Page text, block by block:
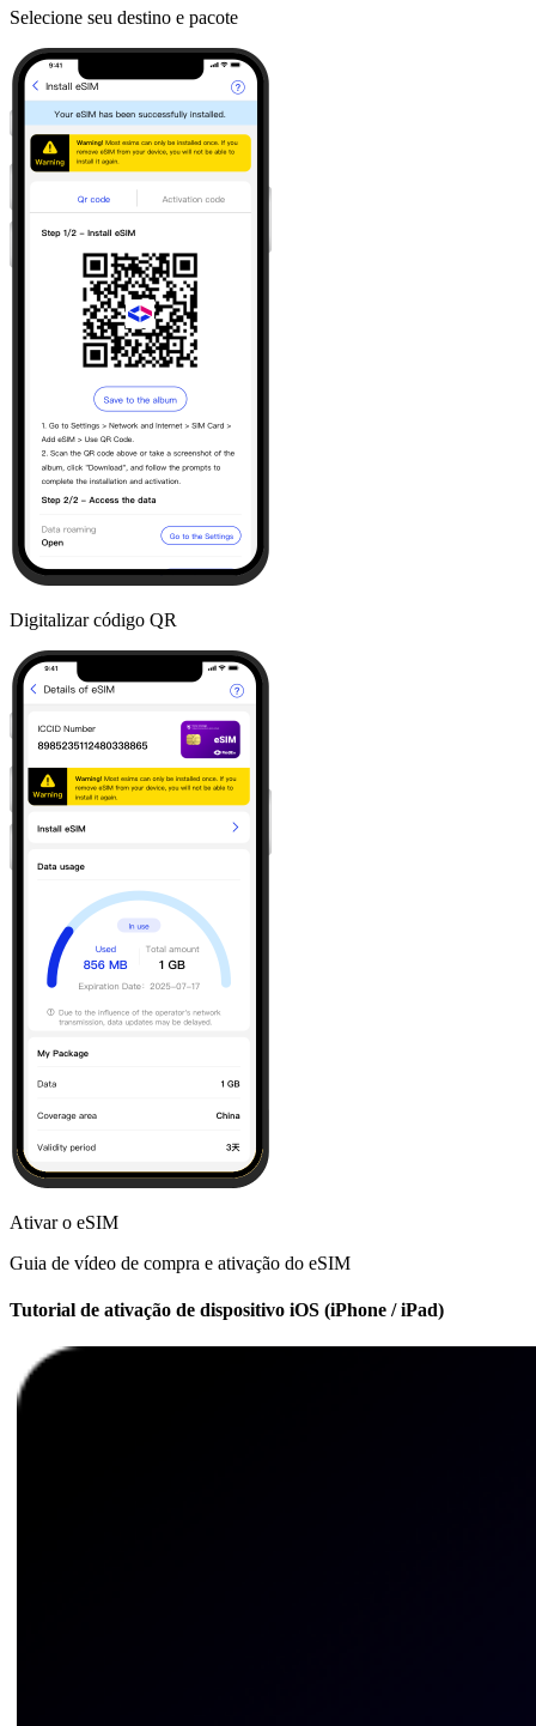
Selecione seu destino e pacote
Digitalizar código QR
Ativar o eSIM
Guia de vídeo de compra e ativação do eSIM
Tutorial de ativação de dispositivo iOS (iPhone / iPad)